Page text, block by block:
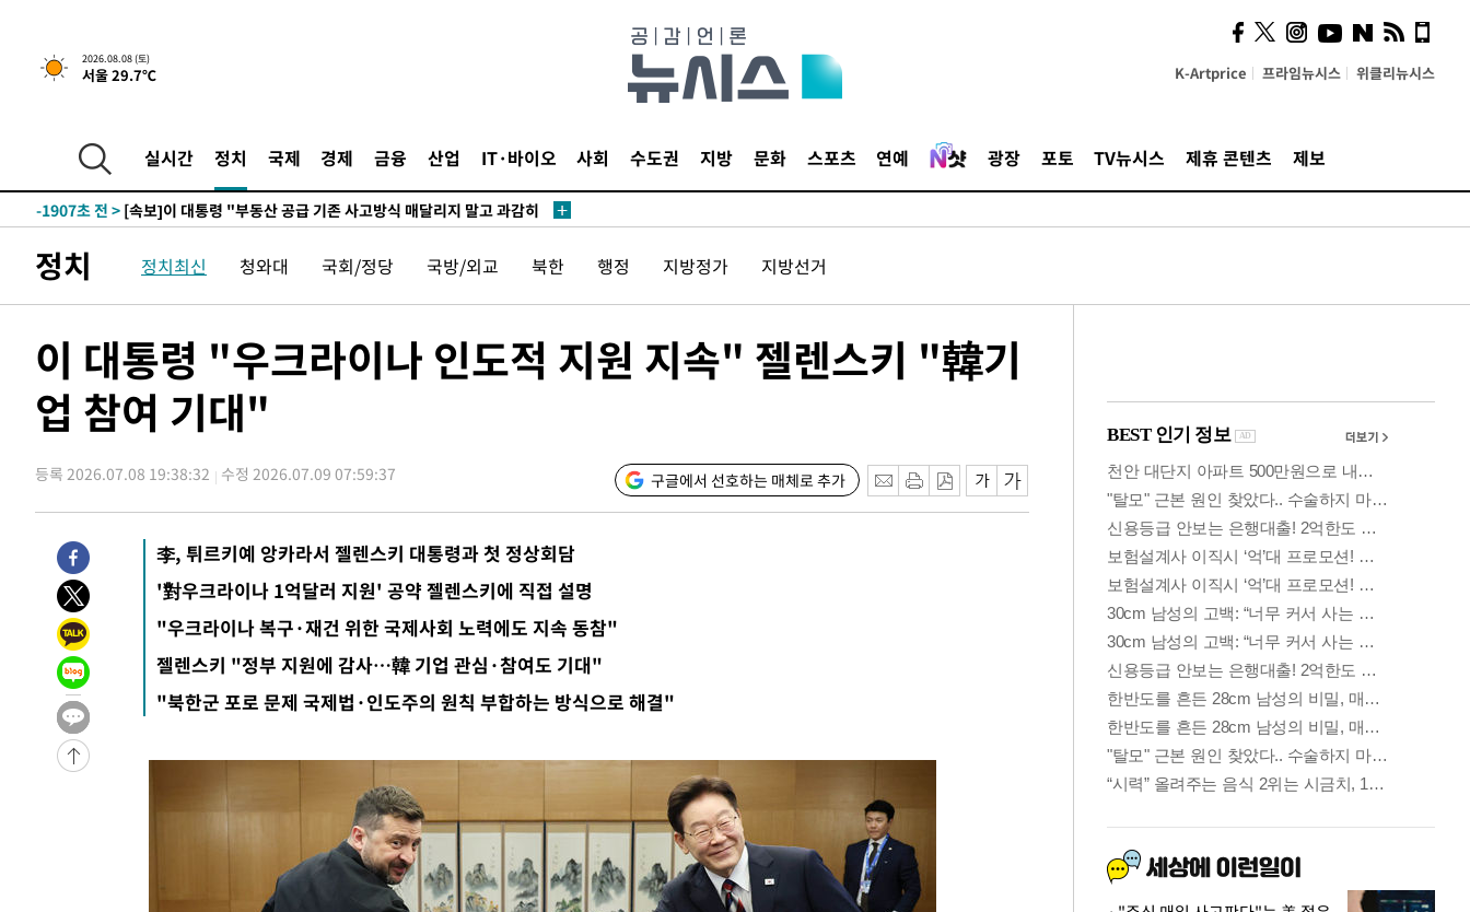
2026.08.08 (토)
서울 29.7℃ K-Artprice 프라임뉴시스 위클리뉴시스
실시간 정치 국제 경제 금융 산업 IT·바이오 사회 수도권 지방 문화 스포츠 연예 광장 포토 TV뉴시스 제휴 콘텐츠 제보
5시간 전 >[속보]규제합리화위원회 부위원장에 김태유 서울대 공대 교수…이병태
-6596초 전 >
미 사업체 일자리, 7월에 2.3만개 순감하고 그 전 2개월 10.3만개 하
향수정 (2보)
-6044초 전 >
↓
-1907초 전 > [속보]이 대통령 "부동산 공급 기존 사고방식 매달리지 말고 과감히
드는 임시"
2시간 전 >
"낮 기온 소폭 하락"…수도권 폭염중대경보, 폭염경보로 하향
2시간 전 >[속보]이 대통령, '호우피해' 안동·의성 관할 4개 면 특별재난지역 선포
수도
2시간 전 > 낮 최고 37도 찜통더위…곳곳 소나기·강원 많은 비[내일날씨]
3시간 전 >SK하이닉스, 용인·청주 팹에 54조 투자…"AI 메모리 수요 선제 대응"
3시간 전 >여자배구 이재영·이다영 자매, 아제르바이잔 투란VC 입단
4시간 전 >[속보]코스닥, 2.86포인트(0.36%) 내린 798.81마감
4시간 전 >[속보]코스피, 6200선 약보합…0.60% 내린 6258.77에 마쳐
4시간 전 >
[속보]원·달러 환율, 7.7원 내린 1416.1원 마감
4시간 전 >
[속보] 노원서 40.1도 관측…서울, 2018년 이후 첫 40도
5시간 전 >
[속보]종합특검, '계엄 수용공간 확보' 신용해 前교정본부장 기소
5시간 전 >
외신들도 주목한 韓축구 파문…"국민적 공분에 수사 재개"
5시간 전 >
11시간 압수수색에 성접대 파문까지…'쑥대밭' 된 축구협회
5시간 전 >
[속보]규제합리화위원회 부위원장에 김태유 서울대 공대 교수…이병태
후임
-9457초 전 >
-6596초 전 >
미 사업체 일자리, 7월에 2.3만개 순감하고 그 전 2개월 10.3만개 하
[속보] 미 사업체, 일자리 7월에 2.3만 개 줄어…실업률은 4.1%로
[속보]이 대통령 "부동산 공급 기존 사고방식 매달리지 말고 과감히
이란, "오만과 '중앙 단일 루트' 합의…북쪽 인바운드·남쪽 아웃바운
"낮 기온 소폭 하락"…수도권 폭염중대경보, 폭염경보로 하향
정치 정치최신 청와대 국회/정당 국방/외교 북한 행정 지방정가 지방선거
이 대통령 "우크라이나 인도적 지원 지속" 젤렌스키 "韓기
업 참여 기대"
등록 2026.07.08 19:38:32 수정 2026.07.09 07:59:37 구글에서 선호하는 매체로 추가
李, 튀르키예 앙카라서 젤렌스키 대통령과 첫 정상회담
'對우크라이나 1억달러 지원' 공약 젤렌스키에 직접 설명
"우크라이나 복구·재건 위한 국제사회 노력에도 지속 동참"
젤렌스키 "정부 지원에 감사…韓 기업 관심·참여도 기대"
"북한군 포로 문제 국제법·인도주의 원칙 부합하는 방식으로 해결"
시, 스마트폰 액세서리에
NFC 더했다